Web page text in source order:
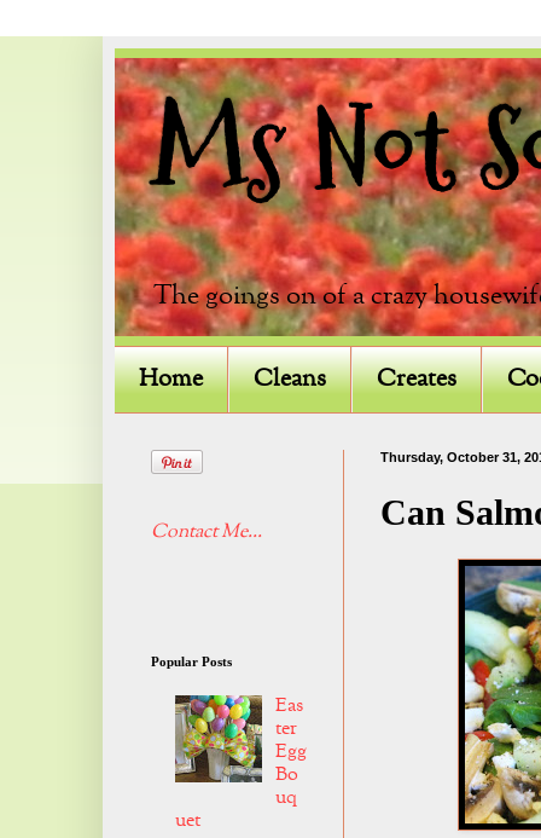
Ms Not
The goings on of a crazy
Home Cleans Creates
Thursday, October 31,
Can
Contact Me...
Popular Posts
Eas
ter
Egg
Bo
uq
uet